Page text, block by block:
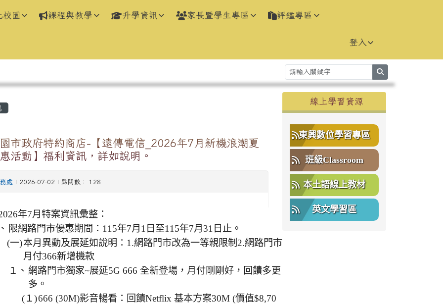
校園 課程與教學 升學資訊 家長暨學生專區 評鑑專區
登入
域
市政府特約商店-【遠傳電信_2026年7月新機浪潮夏
活動】福利資訊，詳如說明。
處 | 2026-07-02 | 點閱數： 128
年7月特案資訊彙整：
限網路門市優惠期間：115年7月1日至115年7月31日止。
(一)本月異動及展延如說明：1.網路門市改為一等親限制2.網路門市
月付366新增機款
１、 網路門市獨家~展延5G 666 全新登場，月付剛剛好，回饋多更
多。
(１)666 (30M)影音暢看：回饋Netflix 基本方案30M (價值$8,70
右邊區域內容
線上學習資源
東興數位學習專區
班級Classroom
本土語線上教材
英文學習區